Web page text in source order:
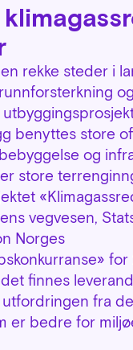
rekke steder i
benyttes store
og
store
vegvesen,
Norges
for
finnes
fra
er bedre for